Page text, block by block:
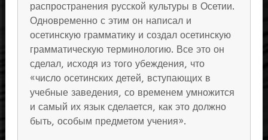
распространения русской культуры в Осетии.
Одновременно с этим он написал и
осетинскую грамматику и создал осетинскую
грамматическую терминологию. Все это он
сделал, исходя из того убеждения, что
«число осетинских детей, вступающих в
учебные заведения, со временем умножится
и самый их язык сделается, как это должно
быть, особым предметом учения».